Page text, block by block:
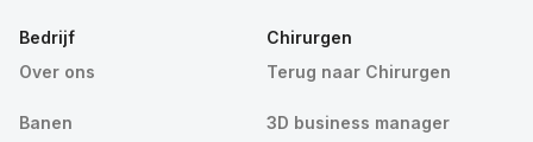
Bedrijf
Over ons
Banen
Chirurgen
Terug naar Chirurgen
3D business manager